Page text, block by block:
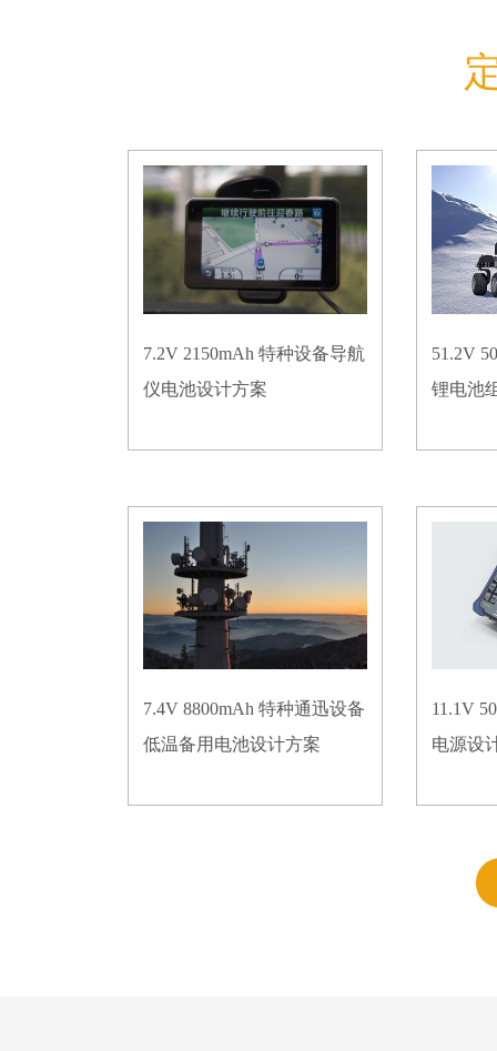
7.2V 2150mAh 特种设备导航
仪电池设计方案
51.2V
锂电池
7.4V 8800mAh 特种通迅设备
低温备用电池设计方案
11.1V
电源设